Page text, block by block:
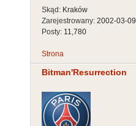
Skąd: Kraków
Zarejestrowany: 2002-03-09
Posty: 11,780
Strona
Bitman'Resurrection